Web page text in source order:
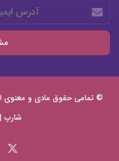
آدرس
ایمیل
خود
وارد
© تمامی حقوق مادی و
شارپ | Cinema Sharp